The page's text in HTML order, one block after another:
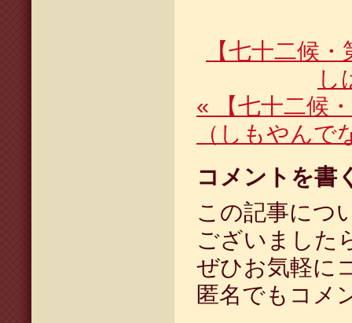
【七十二候
し
« 【七十二候
（しもやんで
コメントを書
この記事につ
ございました
ぜひお気軽に
匿名でもコメ